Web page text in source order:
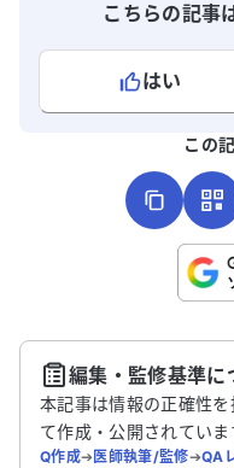
こちらの記事
はい
こちらは送信専用のフ
この
編集・監修基準に
本記事は情報の正確性
て作成・公開されていま
Q作成➔医師執筆/監修➔QA